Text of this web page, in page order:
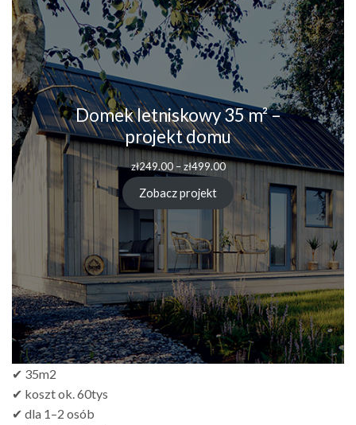
Domek letniskowy 35 m² –
projekt domu
zł249.00 – zł499.00Zakres
zł249.00
zł499.00
Zobacz projekt
✔ 35m2
✔ koszt ok. 60tys
✔ dla 1–2 osób